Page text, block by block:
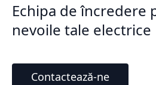
Echipa de încredere
nevoile tale electrice
Contactează-ne